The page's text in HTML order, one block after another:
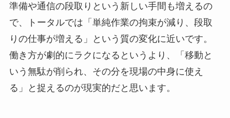
準備や通信の段取りという新しい手間も増えるの
で、トータルでは「単純作業の拘束が減り、段取
りの仕事が増える」という質の変化に近いです。
働き方が劇的にラクになるというより、「移動と
いう無駄が削られ、その分を現場の中身に使え
る」と捉えるのが現実的だと思います。